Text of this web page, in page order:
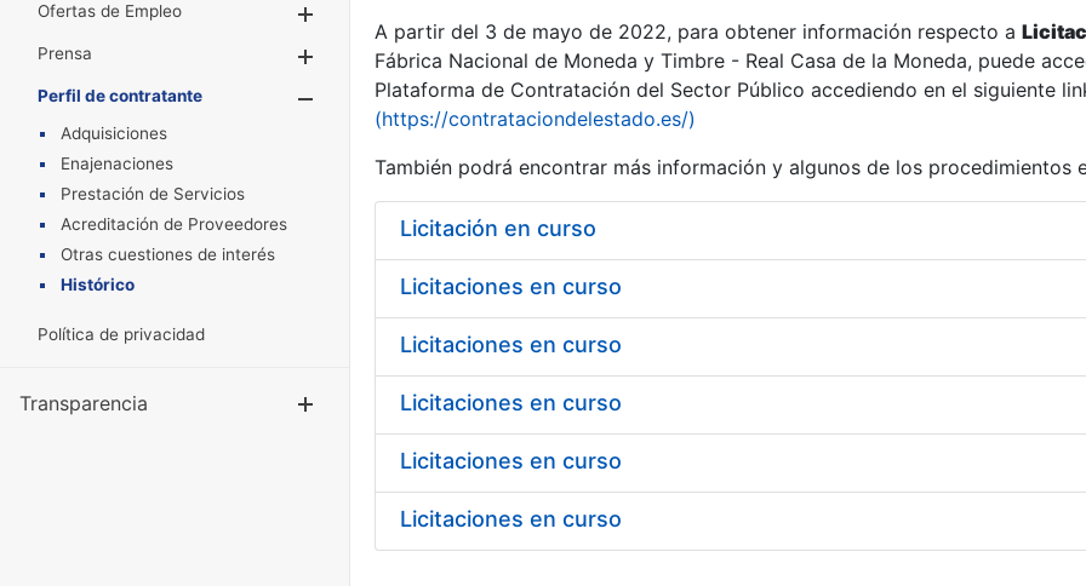
Ofertas de Empleo
Prensa
Mostrar/Ocultar
Perfil de contratante
Mostrar/Ocultar
Adquisiciones
Enajenaciones
Prestación de Servicios
Acreditación de Proveedores
Otras cuestiones de interés
Histórico
Política de privacidad
Transparencia Mostrar/Ocultar
A partir del 3 de mayo de 2022, para obtener información respecto a
Fábrica Nacional de Moneda y Timbre - Real Casa de la Moneda, puede
Plataforma de Contratación del Sector Público accediendo en el siguiente
(https://contrataciondelestado.es/)
También podrá encontrar más información y algunos de los procedimientos
Licitación en curso
Licitaciones en curso
Licitaciones en curso
Licitaciones en curso
Licitaciones en curso
Licitaciones en curso